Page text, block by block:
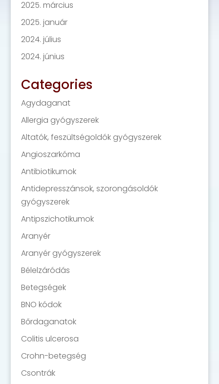
2025. március
2025. január
2024. július
2024. június
Categories
Agydaganat
Allergia gyógyszerek
Altatók, feszültségoldók gyógyszerek
Angioszarkóma
Antibiotikumok
Antidepresszánsok, szorongásoldók
gyógyszerek
Antipszichotikumok
Aranyér
Aranyér gyógyszerek
Bélelzáródás
Betegségek
BNO kódok
Bőrdaganatok
Colitis ulcerosa
Crohn-betegség
Csontrák